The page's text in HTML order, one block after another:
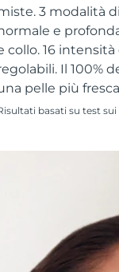
3 modalità
e
collo. 16
Il 100%
pelle più
basati su test